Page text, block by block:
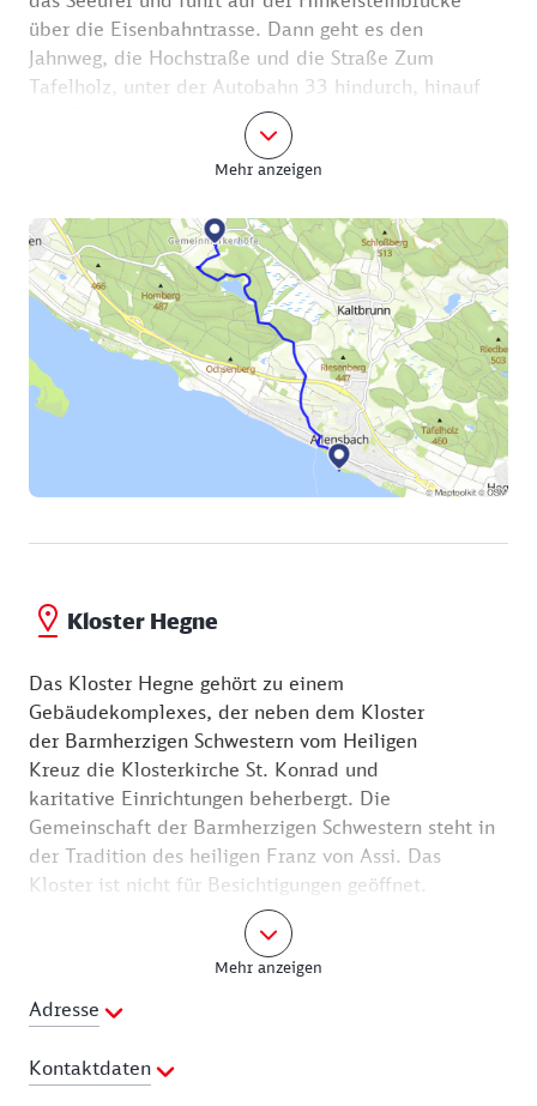
über die Eisenbahntrasse. Dann geht es den
Jahnweg, die Hochstraße und die Straße Zum
Tafelholz, unter der Autobahn 33 hindurch, hinauf
zum Parkplatz der Kliniken Schmieder.
Hier beginnt am Waldrand der Walderlebnispfad
und erzählt an verschiedenen Stationen etwas über
ihre vielen Geschwister, über Flora und Fauna sowie
über andere Waldbewohner. Wanderer können die
Weitsprunggrube, den Aussichtsturm, den
Balancierbalken, das Baumtelefon und den
Barfußpfad ausprobieren – und die vielen
Ameisenhügel zählen.
Wo der Waldweg in einen Feldweg übergeht, sind es
nur noch ein paar Schritte zur Schnitzelfarm. Das
täglich ab 11.30 Uhr Steaks und regionale
führt hinab zum Ortsteil Hegne mit seinem Schloss.
Mehr anzeigen
Kloster Hegne
Das Kloster Hegne gehört zu einem
Gebäudekomplexes, der neben dem Kloster
der Barmherzigen Schwestern vom Heiligen
Kreuz die Klosterkirche St. Konrad und
karitative Einrichtungen beherbergt. Die
Gemeinschaft der Barmherzigen Schwestern steht in
der Tradition des heiligen Franz von Assi. Das
Kloster ist nicht für Besichtigungen geöffnet.
Geöffnet ist allerdings die Krypta der Klosterkirche.
Hier ist die selig gesprochene Ulrika von Hegne
(1882 – 1913) begraben und damit Ziel von Pilgern.
Sie suchen die Krypta unter der Klosterkirche auf,
um Trost und Unterstützung zu ﬁnden. Die Schwester
genießt eine besondere Verehrung, denn sie hatte
ein tiefes Verständnis für die Not anderer und war
Mehr anzeigen
Adresse
Kontaktdaten